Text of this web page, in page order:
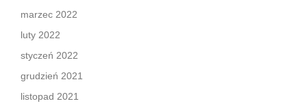
marzec 2022
luty 2022
styczeń 2022
grudzień 2021
listopad 2021